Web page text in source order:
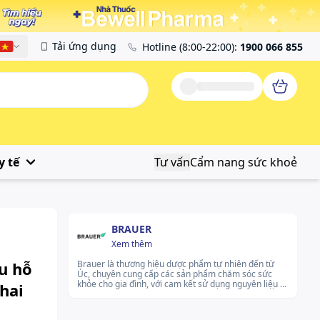
Việt Tải ứng dụng Hotline (8:00-22:00): 1900 066 855
tế Tư vấnCẩm nang sức khoẻ
hỗ
BRAUER
Xem thêm
Brauer là thương hiệu dược phẩm tự nhiên đến từ
Úc, chuyên cung cấp các sản phẩm chăm sóc sức
khỏe cho gia đình, với cam kết sử dụng nguyên liệu tự